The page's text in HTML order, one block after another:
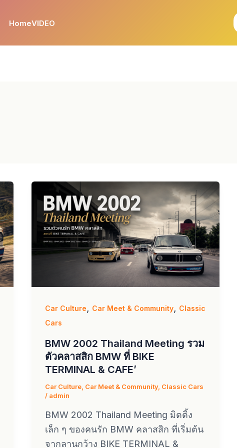
HomeVIDEO
Car Culture Car Meet & Community,
Classic
Cars
BMW 2002 Thailand Meeting รวม
ตัวคลาสสิก BMW ที่ BIKE
TERMINAL & CAFE’
Car Culture, Car Meet & Community, Classic Cars
/ admin
BMW 2002 Thailand Meeting มิตติ้ง
เล็ก ๆ ของคนรัก BMW คลาสสิก ที่เริ่มต้น
จากลานกว้าง BIKE TERMINAL &